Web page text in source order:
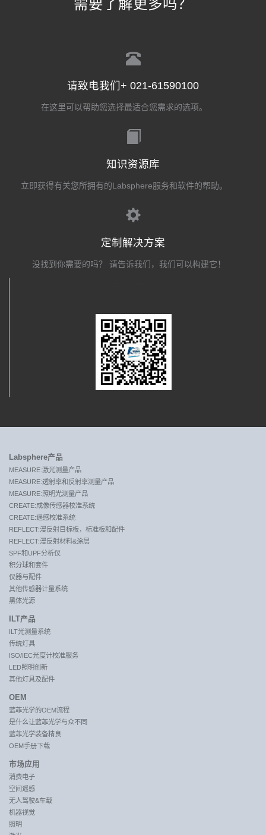
需要了解更多吗？
请致电我们+ 021-61590100
在这里可以帮助您选择最适合您需求的选项。
知识资源库
立即获得有关您所拥有的Labsphere服务和软件的帮助。
定制解决方案
没找到你需要的吗？ 请告诉我们，我们可以构建它！
Labsphere产品
MEASURE:激光测量产品
MEASURE:透射率和反射率测量产品
MEASURE:照明光测量产品
CREATE:成像传感器校准系统
CREATE:遥感校准系统
REFLECT:漫反射目标板，标准板和配件
REFLECT:漫反射材料&涂层
SPF和UPF分析仪
积分球和套件
仪器与配件
其他传感器计量系统
黑体光源
ILT产品
ILT光测量系统
传统灯具
ISO/IEC光度计校准服务
LED照明创新
其他灯具及配件
OEM
蓝菲光学的OEM流程
是什么让蓝菲光学与众不同
蓝菲光学装备精良
OEM手册下载
市场应用
消费电子
空间遥感
无人驾驶&车载
机器视觉
照明